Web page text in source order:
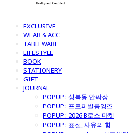
EXCLUSIVE
WEAR & ACC
TABLEWARE
LIFESTYLE
BOOK
STATIONERY
GIFT
JOURNAL
POPUP : 성북동 안팎장
POPUP : 프로퍼빌롱잉즈
POPUP : 2026 B로소 마켓
POPUP : 표절, 사유의 힘